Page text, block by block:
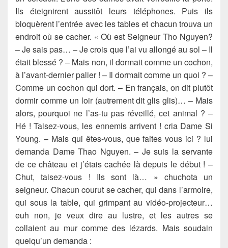
Ils éteignirent aussitôt leurs téléphones. Puis ils
bloquèrent l’entrée avec les tables et chacun trouva un
endroit où se cacher. « Où est Seigneur Tho Nguyen?
– Je sais pas… – Je crois que l’ai vu allongé au sol – Il
était blessé ? – Mais non, il dormait comme un cochon,
à l’avant-dernier palier ! – Il dormait comme un quoi ? –
Comme un cochon qui dort. – En français, on dit plutôt
dormir comme un loir (autrement dit glis glis)… – Mais
alors, pourquoi ne l’as-tu pas réveillé, cet animal ? –
Hé ! Taisez-vous, les ennemis arrivent ! cria Dame Si
Young. – Mais qui êtes-vous, que faites vous ici ? lui
demanda Dame Thao Nguyen. – Je suis la servante
de ce château et j’étais cachée là depuis le début ! –
Chut, taisez-vous ! Ils sont là… » chuchota un
seigneur. Chacun courut se cacher, qui dans l’armoire,
qui sous la table, qui grimpant au vidéo-projecteur…
euh non, je veux dire au lustre, et les autres se
collaient au mur comme des lézards. Mais soudain
quelqu’un demanda :